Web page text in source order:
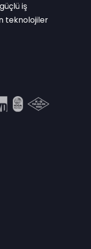
iş
teknolojiler